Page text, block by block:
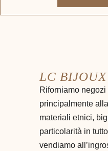
LC BIJOUX
Riforniamo negozi
principalmente
materiali etnici,
particolarità in
vendiamo